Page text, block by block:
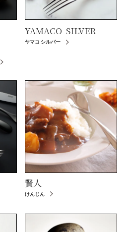
YAMACO SILVER
ヤマコ シルバー
賢人
けんじん